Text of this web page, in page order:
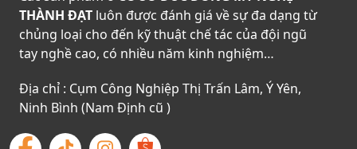
THÀNH ĐẠT luôn được đánh giá về sự đa dạng từ
chủng loại cho đến kỹ thuật chế tác của đội ngũ
tay nghề cao, có nhiều năm kinh nghiệm…
Địa chỉ : Cụm Công Nghiệp Thị Trấn Lâm, Ý Yên,
Ninh Bình (Nam Định cũ )